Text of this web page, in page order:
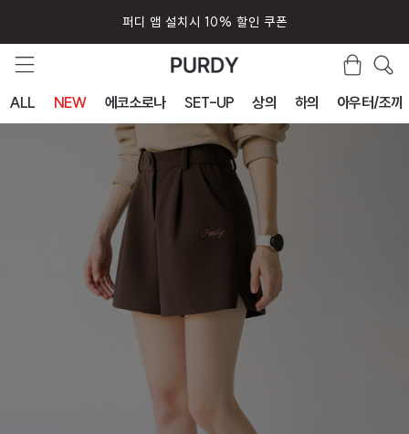
퍼디 앱 설치시 10% 할인 쿠폰
ALL NEW 에코소로나 SET-UP 상의 하의 아우터/조끼